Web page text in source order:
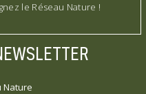
le Réseau Nature !
Nature